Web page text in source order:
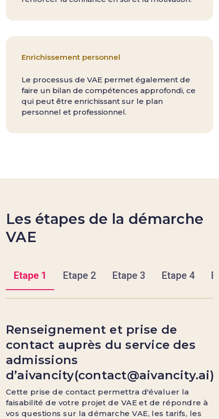
Enrichissement personnel
Le processus de VAE permet également de
faire un bilan de compétences approfondi, ce
qui peut être enrichissant sur le plan
personnel et professionnel.
Les étapes de la démarche
VAE
Etape 1 Etape 2 Etape 3 Etape 4
Renseignement et prise de
contact auprès du service des
admissions
d’aivancity(contact@aivancity.ai)
Cette prise de contact permettra d'évaluer la
faisabilité de votre projet de VAE et de répondre à
vos questions sur la démarche VAE, les tarifs, les